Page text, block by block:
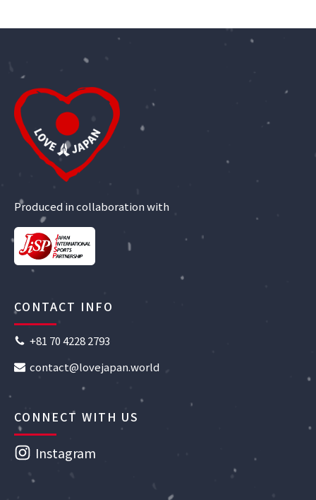
Produced in collaboration with
CONTACT INFO
+81 70 4228 2793
contact@lovejapan.world
CONNECT WITH US
Instagram